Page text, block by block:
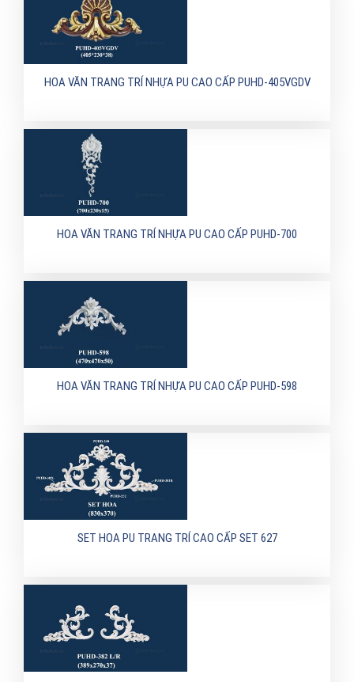
HOA VĂN TRANG TRÍ NHỰA PU CAO CẤP PUHD-405VGDV
HOA VĂN TRANG TRÍ NHỰA PU CAO CẤP PUHD-700
HOA VĂN TRANG TRÍ NHỰA PU CAO CẤP PUHD-598
SET HOA PU TRANG TRÍ CAO CẤP SET 627